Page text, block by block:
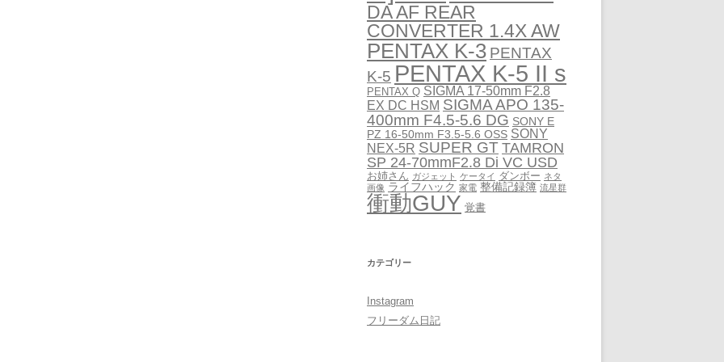
DA AF REAR
CONVERTER 1.4X AW
PENTAX K-3 PENTAX
K-5 PENTAX K-5 II s
PENTAX Q SIGMA 17-50mm F2.8
EX DC HSM SIGMA APO 135-
400mm F4.5-5.6 DG SONY E
PZ 16-50mm F3.5-5.6 OSS SONY
NEX-5R SUPER GTTAMRON
SP 24-70mmF2.8 Di VC USD
お姉さん ガジェット ケータイ ダンボー ネタ
画像 ライフハック 家電 整備記録簿 流星群
衝動GUY 覚書
カテゴリー
Instagram
フリーダム日記